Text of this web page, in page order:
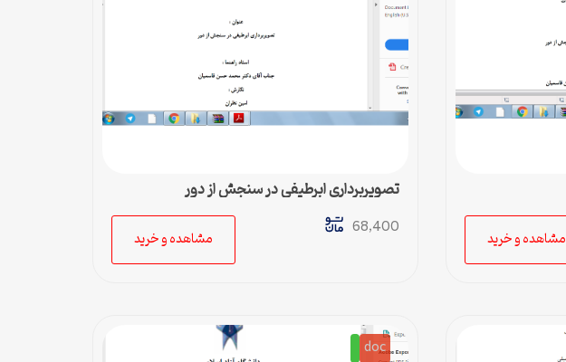
مشاهده و خرید
تصويربرداري ابرطيفي در سنجش از دور
68,400
مشاهده و خرید
doc